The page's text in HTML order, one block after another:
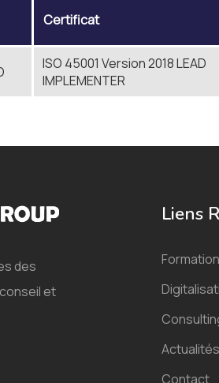
Certificat
ISO 45001 Version 2018 LEAD
IMPLEMENTER
des
et
Liens
Actualités
Contact